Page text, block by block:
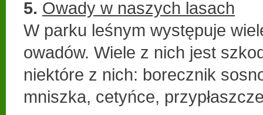
5. Owady w naszych lasach
W parku leśnym występuje
owadów. Wiele z nich jest
niektóre z nich: borecznik
mniszka, cetyńce,